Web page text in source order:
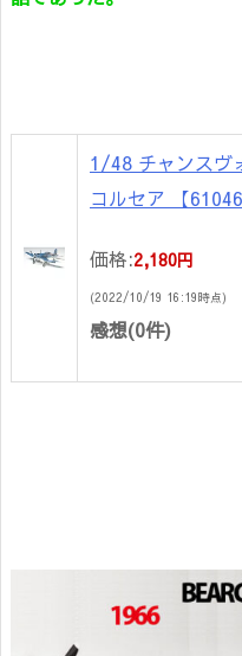
1/48 チャンスヴ
コルセア 【
価格:2,180円
(2022/10/19 16:19時点)
感想(0件)